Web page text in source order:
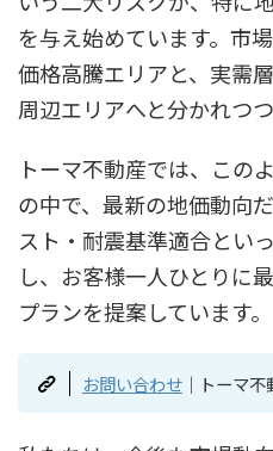
を与え始めています。市
価格高騰エリアと、実需
周辺エリアへと分かれつ
トーマ不動産では、この
の中で、最新の地価動向
スト・耐震基準適合とい
し、お客様一人ひとりに
プランを提案しています。
お問い合わせ｜トーマ不